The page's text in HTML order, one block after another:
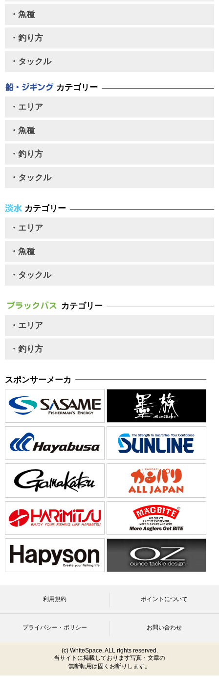
・魚種
・釣り方
・タックル
カテゴリー
・エリア
・魚種
・釣り方
・タックル
カテゴリー
・エリア
・魚種
・タックル
カテゴリー
・エリア
・釣り方
スポンサーメーカ
利用規約 ポイントについて
プライバシー・ポリシー お問い合わせ
(c) WhiteSpace, ALL rights reserved.
当サイトに掲載しております写真・文章の
無断転用は固くお断りします。